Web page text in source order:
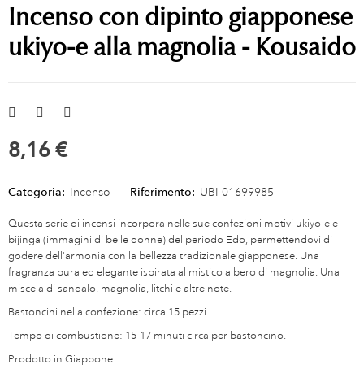
Incenso con dipinto giapponese
ukiyo-e alla magnolia - Kousaido
8,16 €
Categoria: Incenso Riferimento: UBI-01699985
Questa serie di incensi incorpora nelle sue confezioni motivi ukiyo-e e
bijinga (immagini di belle donne) del periodo Edo, permettendovi di
godere dell'armonia con la bellezza tradizionale giapponese. Una
fragranza pura ed elegante ispirata al mistico albero di magnolia. Una
miscela di sandalo, magnolia, litchi e altre note.
Bastoncini nella confezione: circa 15 pezzi
Tempo di combustione: 15-17 minuti circa per bastoncino.
Prodotto in Giappone.